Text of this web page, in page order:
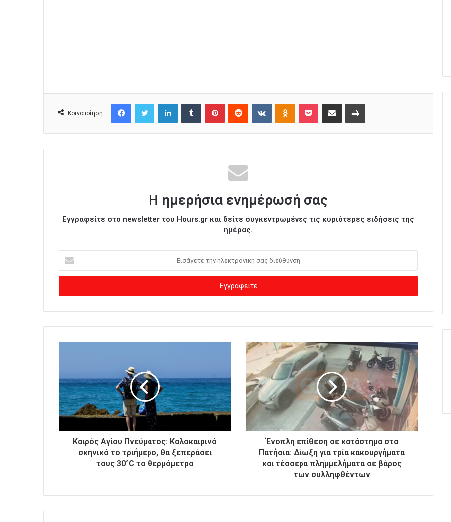
Κοινοποίηση
Η ημερήσια ενημέρωσή σας
Εγγραφείτε στο newsletter του Hours.gr και δείτε συγκεντρωμένες τις κυριότερες ειδήσεις της
ημέρας.
σ
γ
ε
λ
ε
κ
τ
ο
α
Καιρός Αγίου Πνεύματος: Καλοκαιρινό
σκηνικό το τριήμερο, θα ξεπεράσει
τους 30°C το θερμόμετρο
Ένοπλη επίθεση σε κατάστημα στα
Πατήσια: Δίωξη για τρία κακουργήματα
και τέσσερα πλημμελήματα σε βάρος
των συλληφθέντων